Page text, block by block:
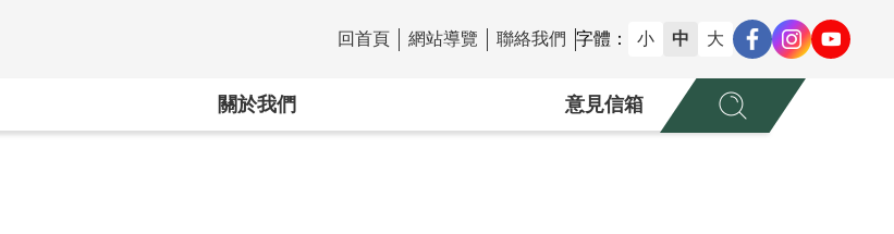
:::
回首頁 網站導覽 聯絡我們 字體： 小 中 大
關於我們 意見信箱